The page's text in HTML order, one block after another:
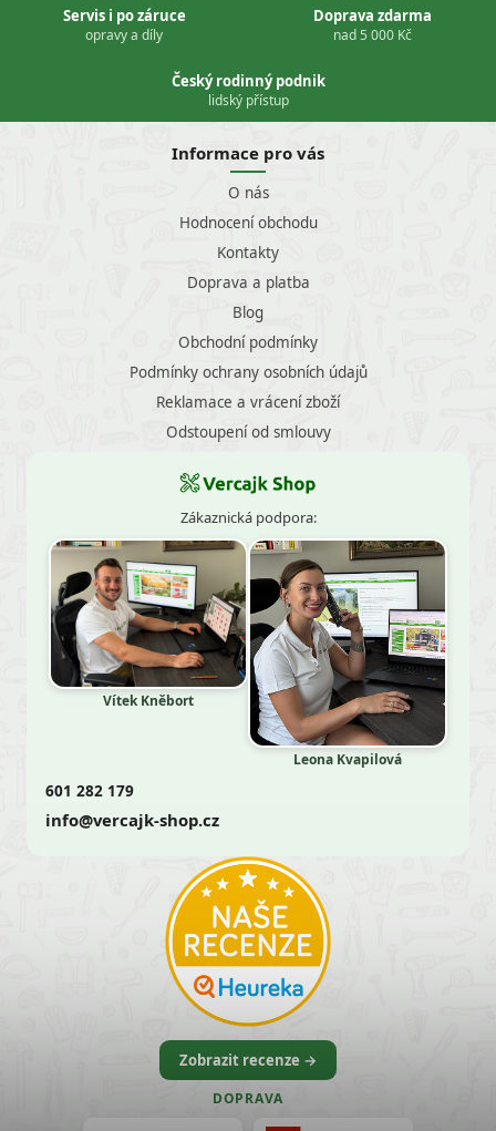
Servis i po záruce
opravy a díly
Doprava zdarma
nad 5 000 Kč
Český rodinný podnik
lidský přístup
Informace pro vás
O nás
Hodnocení obchodu
Kontakty
Doprava a platba
Blog
Obchodní podmínky
Podmínky ochrany osobních údajů
Reklamace a vrácení zboží
Odstoupení od smlouvy
Zákaznická podpora:
Vítek Kněbort
Leona Kvapilová
601 282 179
info@vercajk-shop.cz
Zobrazit recenze →
DOPRAVA